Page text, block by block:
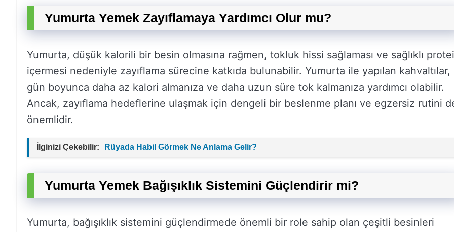
Yumurta Yemek Zayıflamaya Yardımcı Olur mu?
Yumurta, düşük kalorili bir besin olmasına rağmen, tokluk hissi sağlaması ve sağlıklı
içermesi nedeniyle zayıflama sürecine katkıda bulunabilir. Yumurta ile yapılan kahvaltılar,
gün boyunca daha az kalori almanıza ve daha uzun süre tok kalmanıza yardımcı olabilir.
Ancak, zayıflama hedeflerine ulaşmak için dengeli bir beslenme planı ve egzersiz rutini
önemlidir.
İlginizi Çekebilir: Rüyada Habil Görmek Ne Anlama Gelir?
Yumurta Yemek Bağışıklık Sistemini Güçlendirir mi?
Yumurta, bağışıklık sistemini güçlendirmede önemli bir role sahip olan çeşitli besinleri